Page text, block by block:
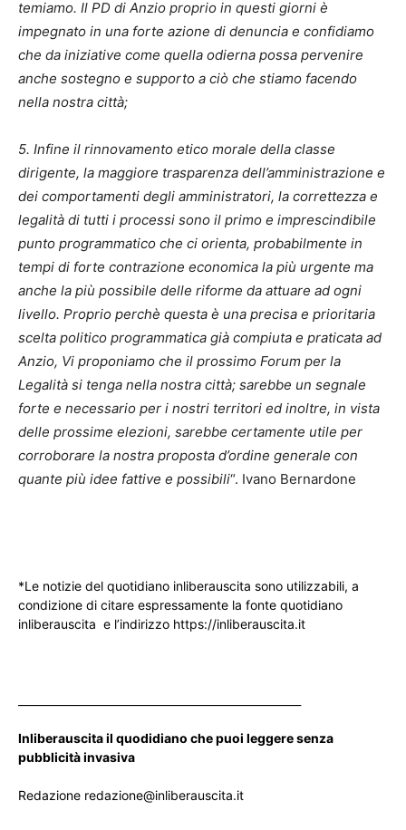
temiamo. Il PD di Anzio proprio in questi giorni è
impegnato in una forte azione di denuncia e confidiamo
che da iniziative come quella odierna possa pervenire
anche sostegno e supporto a ciò che stiamo facendo
nella nostra città;
5. Infine il rinnovamento etico morale della classe
dirigente, la maggiore trasparenza dell’amministrazione e
dei comportamenti degli amministratori, la correttezza e
legalità di tutti i processi sono il primo e imprescindibile
punto programmatico che ci orienta, probabilmente in
tempi di forte contrazione economica la più urgente ma
anche la più possibile delle riforme da attuare ad ogni
livello. Proprio perchè questa è una precisa e prioritaria
scelta politico programmatica già compiuta e praticata ad
Anzio, Vi proponiamo che il prossimo Forum per la
Legalità si tenga nella nostra città; sarebbe un segnale
forte e necessario per i nostri territori ed inoltre, in vista
delle prossime elezioni, sarebbe certamente utile per
corroborare la nostra proposta d’ordine generale con
quante più idee fattive e possibili“. Ivano Bernardone
*Le notizie del quotidiano inliberauscita sono utilizzabili, a
condizione di citare espressamente la fonte quotidiano
inliberauscita e l’indirizzo https://inliberauscita.it
Inliberauscita il quodidiano che puoi leggere senza
pubblicità invasiva
Redazione redazione@inliberauscita.it